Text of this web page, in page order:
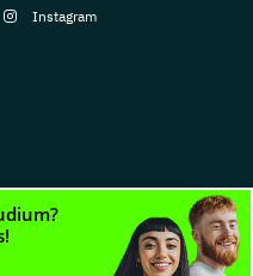
Instagram